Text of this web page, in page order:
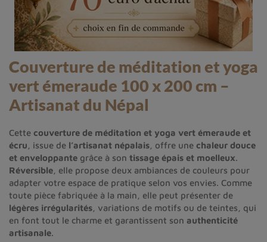
Couverture de méditation et yoga
vert émeraude 100 x 200 cm –
Artisanat du Népal
Cette couverture de méditation et yoga vert émeraude et
écru , issue de l’artisanat népalais , offre une chaleur douce
et enveloppante grâce à son tissage épais et moelleux.
Réversible , elle propose deux ambiances de couleurs pour
adapter votre espace de pratique selon vos envies. Comme
toute pièce fabriquée à la main, elle peut présenter de
légères irrégularités , variations de motifs ou de teintes, qui
en font tout le charme et garantissent son authenticité
artisanale.